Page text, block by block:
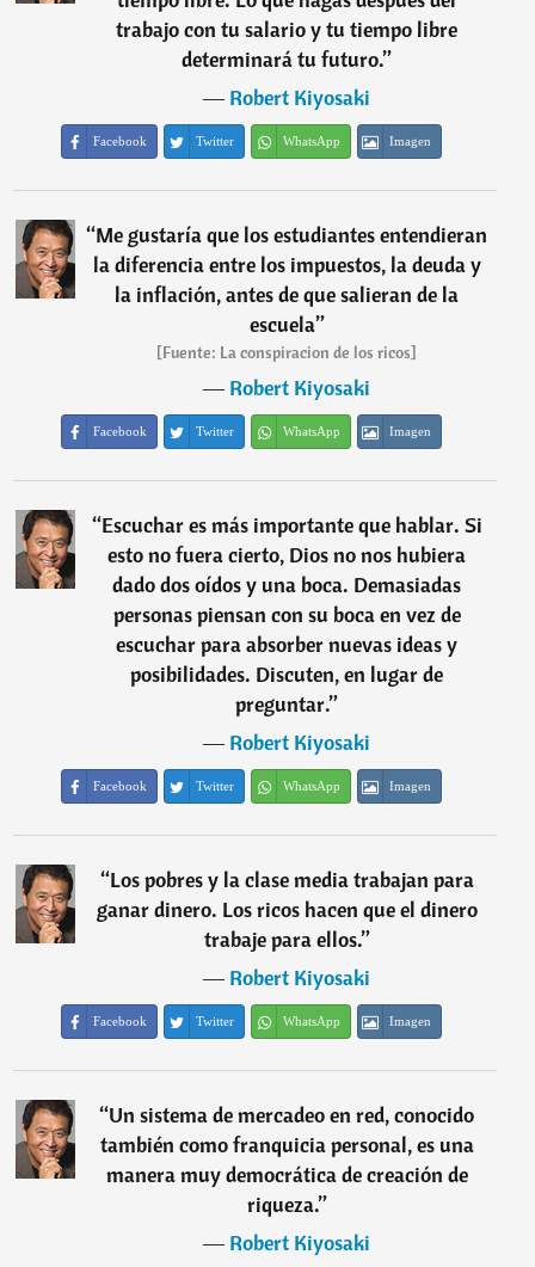
trabajo con tu salario y tu tiempo libre
determinará tu futuro.”
―Robert Kiyosaki
Facebook Twitter WhatsApp Imagen
“Me gustaría que los estudiantes entendieran
la diferencia entre los impuestos, la deuda y
la inflación, antes de que salieran de la
escuela”
[Fuente: La conspiracion de los ricos]
―Robert Kiyosaki
Facebook Twitter WhatsApp Imagen
“Escuchar es más importante que hablar. Si
esto no fuera cierto, Dios no nos hubiera
dado dos oídos y una boca. Demasiadas
personas piensan con su boca en vez de
escuchar para absorber nuevas ideas y
posibilidades. Discuten, en lugar de
preguntar.”
―Robert Kiyosaki
Facebook Twitter WhatsApp Imagen
“Los pobres y la clase media trabajan para
ganar dinero. Los ricos hacen que el dinero
trabaje para ellos.”
―Robert Kiyosaki
Facebook Twitter WhatsApp Imagen
“Un sistema de mercadeo en red, conocido
también como franquicia personal, es una
manera muy democrática de creación de
riqueza.”
―Robert Kiyosaki